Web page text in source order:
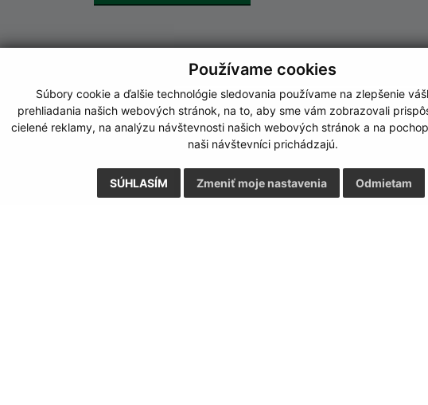
Používame cookies
Súbory cookie a ďalšie technológie sledovania používame na zlepšenie
prehliadania našich webových stránok, na to, aby sme vám zobrazovali
cielené reklamy, na analýzu návštevnosti našich webových stránok a na
naši návštevníci prichádzajú.
SÚHLASÍM Odmietam
Zmeniť moje nastavenia